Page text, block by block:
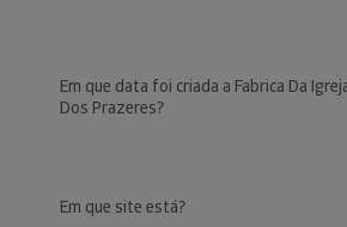
Em que data foi criada a Fabrica Da
Dos Prazeres?
Em que site está?